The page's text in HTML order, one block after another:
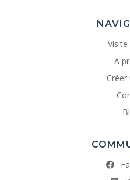
Visite
A
Créer